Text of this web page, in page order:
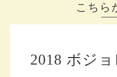
こちら
2018 ボジ